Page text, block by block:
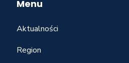
Menu
Aktualności
Region